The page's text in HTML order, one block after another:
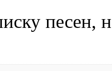
песен,